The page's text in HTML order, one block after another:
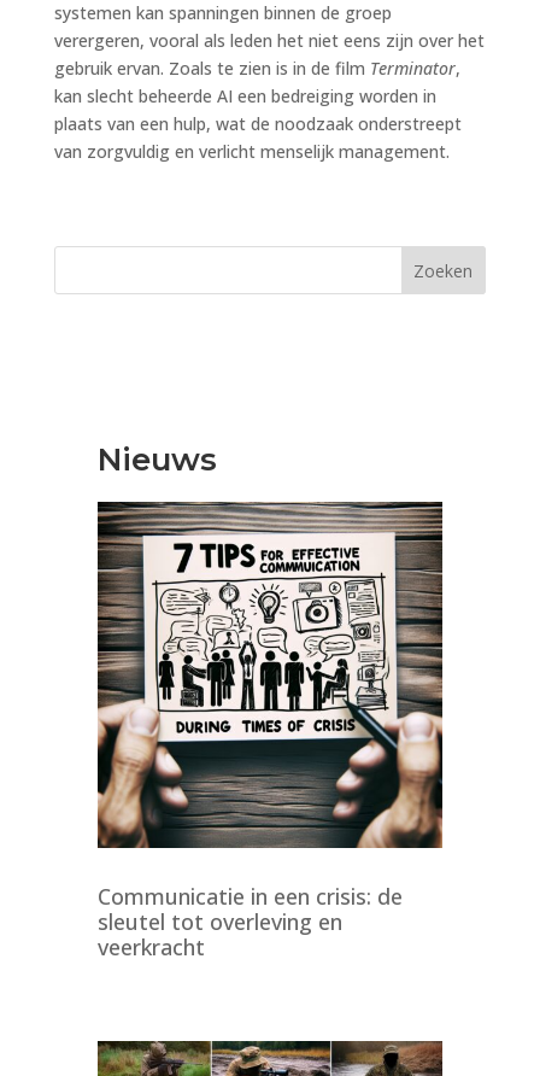
systemen kan spanningen binnen de groep
verergeren, vooral als leden het niet eens zijn over het
gebruik ervan. Zoals te zien is in de film Terminator,
kan slecht beheerde AI een bedreiging worden in
plaats van een hulp, wat de noodzaak onderstreept
van zorgvuldig en verlicht menselijk management.
Zoeken
Nieuws
Communicatie in een crisis: de
sleutel tot overleving en
veerkracht